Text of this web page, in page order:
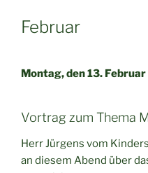
Februar
Montag, den 13. Februar
Vortrag zum Thema
Herr Jürgens vom
an diesem Abend über